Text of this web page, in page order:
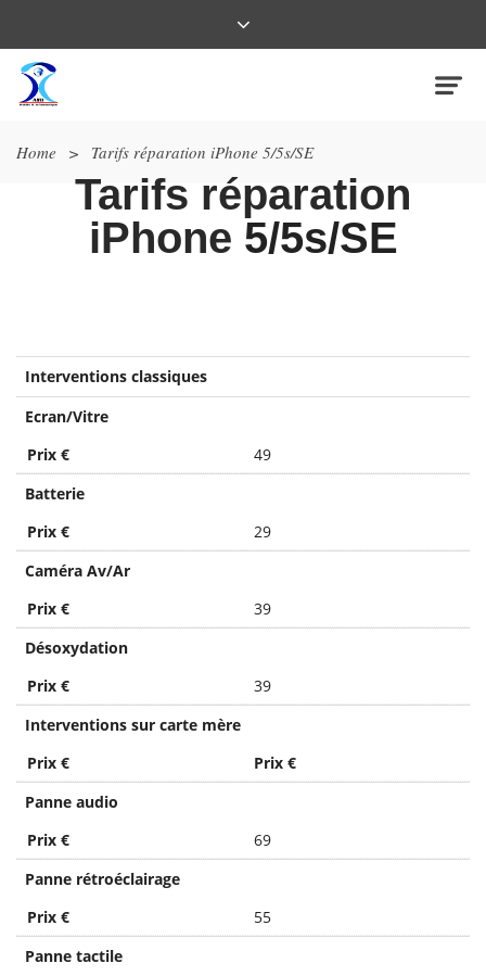
Home > Tarifs réparation iPhone 5/5s/SE
Tarifs réparation
iPhone 5/5s/SE
Interventions classiques
Ecran/Vitre
Prix €
49
Batterie
Prix €
29
Caméra Av/Ar
Prix €
39
Désoxydation
Prix €
39
Interventions sur carte mère
Prix €
Prix €
Panne audio
Prix €
69
Panne rétroéclairage
Prix €
55
Panne tactile